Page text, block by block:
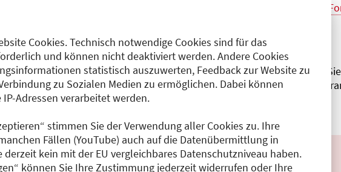
Cookies. Technisch notwendige Cookies sind für das
und können nicht deaktiviert werden. Andere Cookies
statistisch auszuwerten, Feedback zur Website zu
zu Sozialen Medien zu ermöglichen. Dabei können
Adressen verarbeitet werden.
stimmen Sie der Verwendung aller Cookies zu. Ihre
Fällen (YouTube) auch auf die Datenübermittlung in
derzeit kein mit der EU vergleichbares Datenschutzniveau haben.
können Sie Ihre Zustimmung jederzeit widerrufen oder Ihre
Ergebnisse drucken
bundes­weiten
Sie sind Veranstalter?
Im
CME-Antragsportalkönnen
Anerkennung von